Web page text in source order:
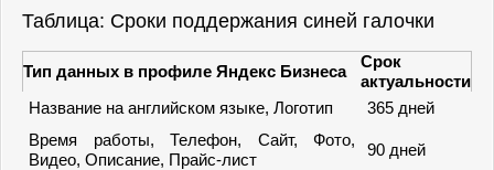
Таблица: Сроки поддержания синей галочки
Тип данных в профиле Яндекс Бизнеса
Срок
актуальности
Название на английском языке, Логотип
365 дней
Время работы, Телефон, Сайт, Фото,
Видео, Описание, Прайс-лист
90 дней